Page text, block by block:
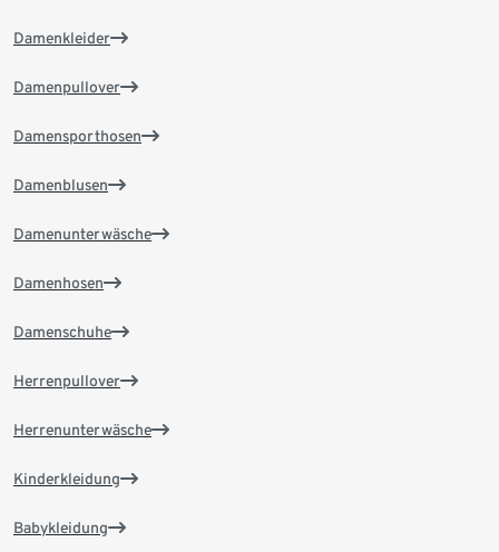
Damenkleider
Damenpullover
Damensporthosen
Damenblusen
Damenunterwäsche
Damenhosen
Damenschuhe
Herrenpullover
Herrenunterwäsche
Kinderkleidung
Babykleidung